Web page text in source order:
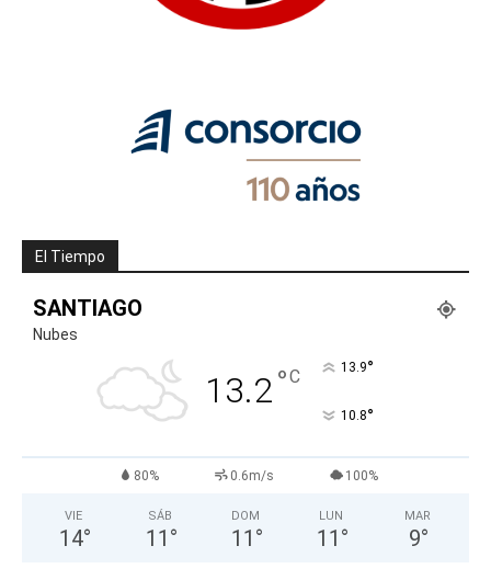
El Tiempo
SANTIAGO
Nubes
13.2°C 13.9°
10.8°
80% 0.6m/s 100%
VIE
14°
SÁB
11 °
DOM
11 °
LUN
11 °
MAR
9°